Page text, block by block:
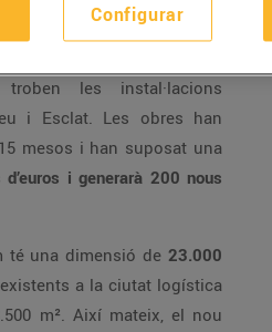
les instal·lacions
i Esclat. Les obres han
mesos i han suposat una
i generarà 200 nous
té una dimensió de 23.000
a la ciutat logística
m². Així mateix, el nou
Configurar